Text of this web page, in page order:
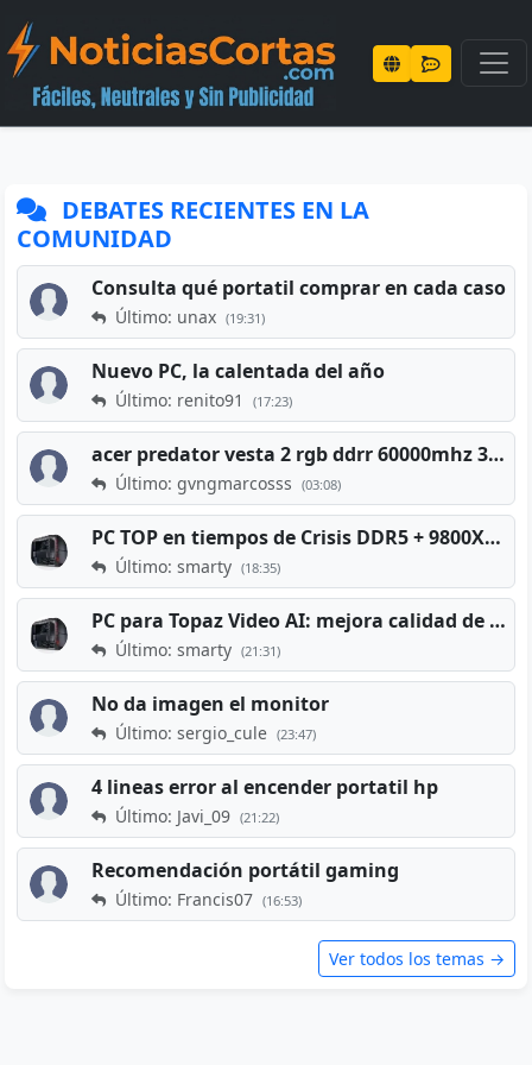
DEBATES RECIENTES EN LA
COMUNIDAD
Consulta qué portatil comprar en cada caso
Último: unax (19:31)
Nuevo PC, la calentada del año
Último: renito91 (17:23)
acer predator vesta 2 rgb ddrr 60000mhz 32gb x2 16gb
Último: gvngmarcosss (03:08)
PC TOP en tiempos de Crisis DDR5 + 9800X3D + RTX 5080 [2026][2400€]
Último: smarty (18:35)
PC para Topaz Video AI: mejora calidad de vídeos viejos
Último: smarty (21:31)
No da imagen el monitor
Último: sergio_cule (23:47)
4 lineas error al encender portatil hp
Último: Javi_09 (21:22)
Recomendación portátil gaming
Último: Francis07 (16:53)
Ver todos los temas →